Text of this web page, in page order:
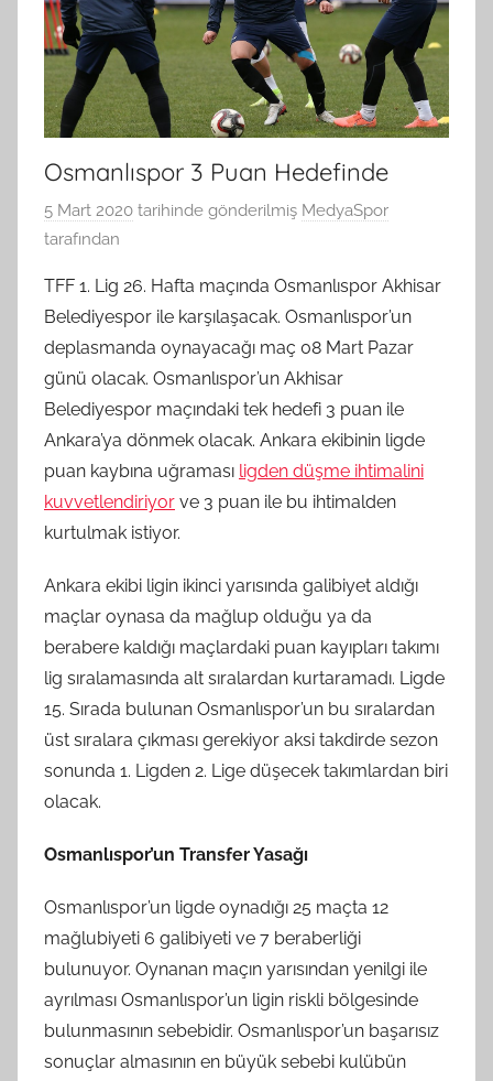
Osmanlıspor 3 Puan Hedefinde
5 Mart 2020 tarihinde gönderilmiş MedyaSpor
tarafından
TFF 1. Lig 26. Hafta maçında Osmanlıspor Akhisar
Belediyespor ile karşılaşacak. Osmanlıspor’un
deplasmanda oynayacağı maç 08 Mart Pazar
günü olacak. Osmanlıspor’un Akhisar
Belediyespor maçındaki tek hedefi 3 puan ile
Ankara’ya dönmek olacak. Ankara ekibinin ligde
puan kaybına uğraması ligden düşme ihtimalini
kuvvetlendiriyor ve 3 puan ile bu ihtimalden
kurtulmak istiyor.
Ankara ekibi ligin ikinci yarısında galibiyet aldığı
maçlar oynasa da mağlup olduğu ya da
berabere kaldığı maçlardaki puan kayıpları takımı
lig sıralamasında alt sıralardan kurtaramadı. Ligde
15. Sırada bulunan Osmanlıspor’un bu sıralardan
üst sıralara çıkması gerekiyor aksi takdirde sezon
sonunda 1. Ligden 2. Lige düşecek takımlardan biri
olacak.
Osmanlıspor’un Transfer Yasağı
Osmanlıspor’un ligde oynadığı 25 maçta 12
mağlubiyeti 6 galibiyeti ve 7 beraberliği
bulunuyor. Oynanan maçın yarısından yenilgi ile
ayrılması Osmanlıspor’un ligin riskli bölgesinde
bulunmasının sebebidir. Osmanlıspor’un başarısız
sonuçlar almasının en büyük sebebi kulübün